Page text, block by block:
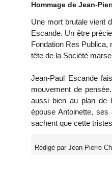
Hommage de Jean-
Une mort brutale vient
Escande. Un être
Fondation Res Publica,
tête de la Société
Jean-Paul Escande
mouvement de
aussi bien au plan de
épouse Antoinette,
sachent que cette
Rédigé par Jean-Pierre